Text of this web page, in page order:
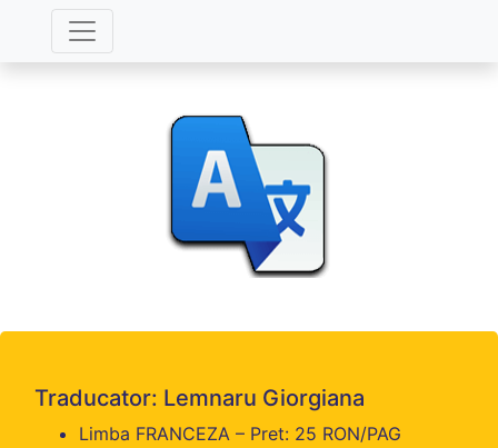
Traducator: Lemnaru Giorgiana
Limba FRANCEZA – Pret: 25 RON/PAG